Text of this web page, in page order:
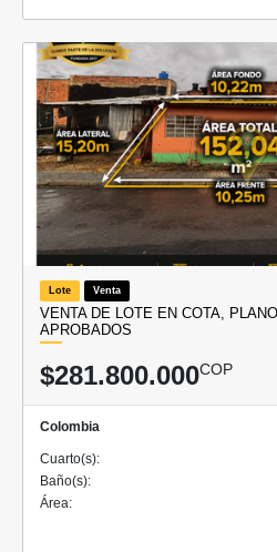
Lote Venta
VENTA DE LOTE EN COTA,
APROBADOS
$281.800.000COP
Colombia
Cuarto(s):
Baño(s):
Área: